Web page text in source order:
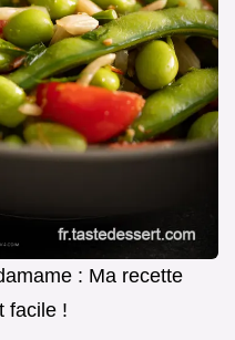
: Ma recette
facile !